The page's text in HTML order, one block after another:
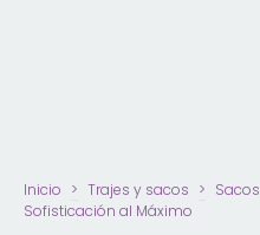
Inicio > Trajes y sacos > Sacos
Sofisticación al Máximo